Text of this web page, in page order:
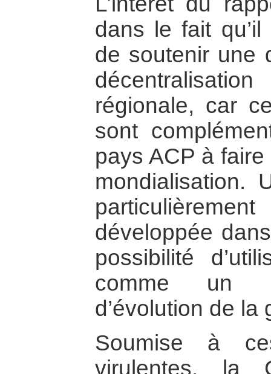
dans le fait qu’il
de soutenir une
régionale, car
sont
pays ACP à
mondialisation.
développée
possibilité
comme un
d’évolution de la
Soumise à
virulentes, la